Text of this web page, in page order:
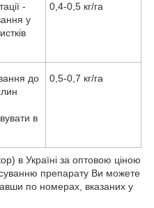
-
у
0,4-0,5 кг/га
до
в
0,5-0,7 кг/га
в Україні за оптовою ціною
препарату Ви можете
по номерах, вказаних у